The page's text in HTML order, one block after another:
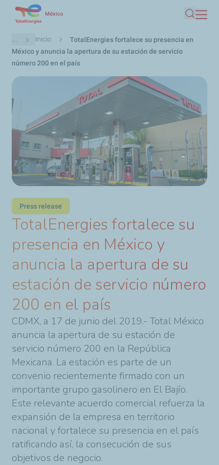
contenido
principal
México
Buscar
Ruta
de
navegación
... Inicio
TotalEnergies fortalece su presencia en
México y anuncia la apertura de su estación de servicio
número 200 en el país
Press release
TotalEnergies fortalece su
presencia en México y
anuncia la apertura de su
estación de servicio número
200 en el país
CDMX, a 17 de junio del 2019.- Total México
anuncia la apertura de su estación de
servicio número 200 en la República
Mexicana. La estación es parte de un
convenio recientemente firmado con un
importante grupo gasolinero en El Bajío.
Este relevante acuerdo comercial refuerza la
expansión de la empresa en territorio
nacional y fortalece su presencia en el país
ratificando así, la consecución de sus
objetivos de negocio.